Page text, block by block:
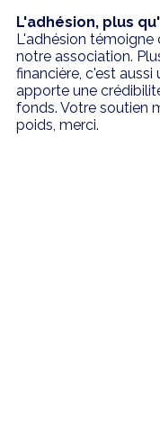
L'adhésion, plus
L'adhésion
notre association.
financière, c'est
apporte une
fonds. Votre soutien
poids, merci.